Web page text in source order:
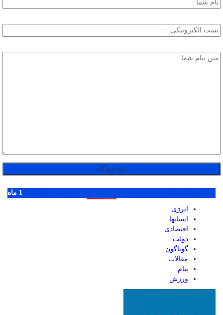
1 ماه
انرژی
استانها
اقتصادی
دولت
گوناگون
مقالات
پیام
ورزش